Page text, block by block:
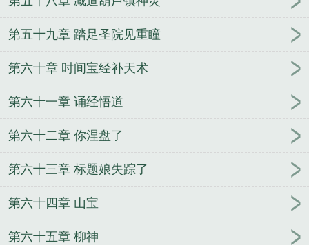
第五十九章 踏足圣院见重瞳
第六十章 时间宝经补天术
第六十一章 诵经悟道
第六十二章 你涅盘了
第六十三章 标题娘失踪了
第六十四章 山宝
第六十五章 柳神